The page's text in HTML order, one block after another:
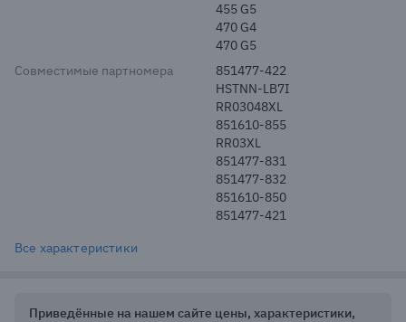
455 G5
470 G4
470 G5
Совместимые партномера
851477-422
HSTNN-LB7I
RR03048XL
851610-855
RR03XL
851477-831
851477-832
851610-850
851477-421
Все характеристики
Приведённые на нашем сайте цены, характеристики,